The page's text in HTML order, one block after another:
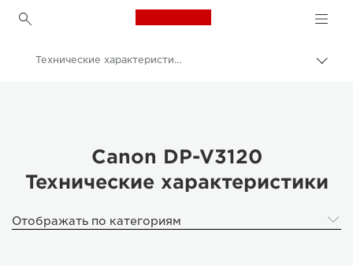
Canon Logo, back to
Видеодисплей DP-V3120 4K UHD
Технические характеристики DP-V3120
Canon DP-V3120
Технические характеристики
Отображать по категориям